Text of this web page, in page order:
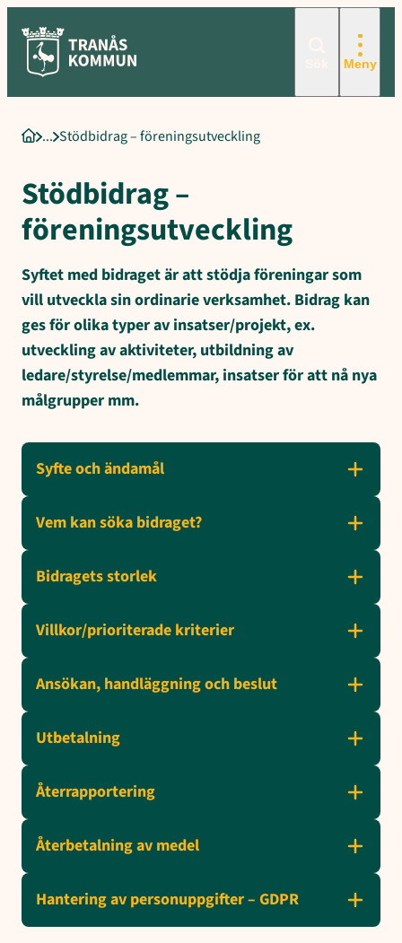
innehåll
Meny
StartsidaStödbidrag – föreningsutveckling
Stödbidrag –
föreningsutveckling
Syftet med bidraget är att stödja föreningar som
vill utveckla sin ordinarie verksamhet. Bidrag kan
ges för olika typer av insatser/projekt, ex.
utveckling av aktiviteter, utbildning av
ledare/styrelse/medlemmar, insatser för att nå nya
målgrupper mm.
Syfte och ändamål
Vem kan söka bidraget?
Bidragets storlek
Villkor/prioriterade kriterier
Ansökan, handläggning och beslut
Utbetalning
Återrapportering
Återbetalning av medel
Hantering av personuppgifter – GDPR